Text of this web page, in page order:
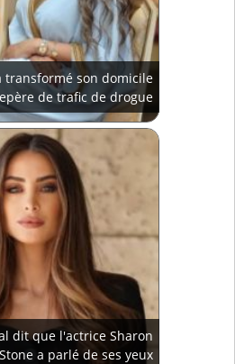
transformé son domicile
de trafic de drogue
dit que l'actrice Sharon
Stone a parlé de ses yeux